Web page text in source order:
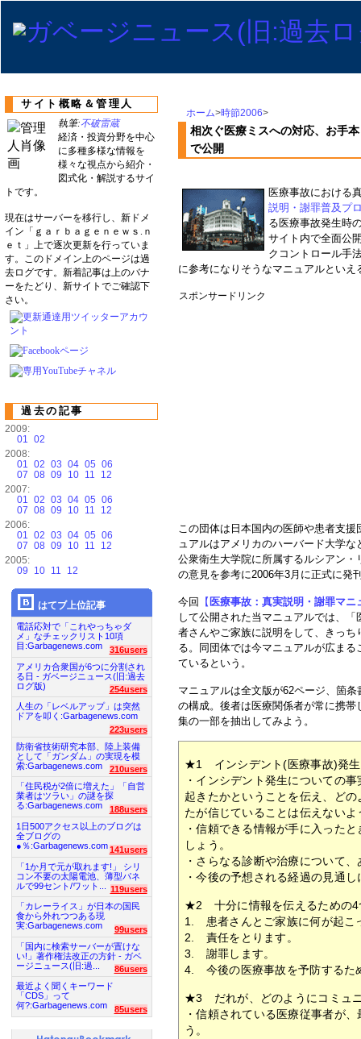
ホーム>時節2006>
相次ぐ医療ミスへの対応、お手
で公開
医療事故における
説明・謝罪普及プ
る医療事故発生時
サイト内で全面公
クコントロール手
に参考になりそうなマニュアルといえ
スポンサードリンク
この団体は日本国内の医師や患者支
ュアルはアメリカのハーバード大学
公衆衛生大学院に所属するルシアン
の意見を参考に2006年3月に正式に発
今回 【 医療事故：真実説明・謝罪マ
して公開された当マニュアルでは、
者さんやご家族に説明をして、きっ
る。同団体では今マニュアルが広ま
ているという。
マニュアルは全文版が62ページ、箇
の構成。後者は医療関係者が常に携
集の一部を抽出してみよう。
★1 インシデント(医療事故)発生
・インシデント発生についての
起きたかということを伝え、ど
たが信じていることは伝えない
・信頼できる情報が手に入った
しょう。
・さらなる診断や治療について
・今後の予想される経過の見通
★2 十分に情報を伝えるための4
1. 患者さんとご家族に何が起こ
2. 責任をとります。
3. 謝罪します。
4. 今後の医療事故を予防するた
★3 だれが、どのようにコミュ
・信頼されている医療従事者が
う。
サイト概略＆管理人
執筆:不破雷蔵
経済・投資分野を中心
に多種多様な情報を
様々な視点から紹介・
図式化・解説するサイ
トです。
現在はサーバーを移行し、新ドメ
イン「ｇａｒｂａｇｅｎｅｗｓ.ｎ
ｅｔ」上で逐次更新を行っていま
す。このドメイン上のページは過
去ログです。新着記事は上のバナ
ーをたどり、新サイトでご確認下
さい。
過去の記事
2009:
01 02
2008:
01 02 03 04 05 06
07 08 09 10 11
12
2007:
01 02 03 04 05 06
07 08 09 10 11
12
2006:
01 02 03 04 05 06
07 08 09 10 11
12
2005:
09
10 11 12
はてブ上位記事
電話応対で「これやっちゃダ
メ」なチェックリスト10項
目:Garbagenews.com
316users
アメリカ合衆国が6つに分割され
る日 - ガベージニュース(旧:過去
ログ版)
254users
人生の「レベルアップ」は突然
ドアを叩く:Garbagenews.com
223users
防衛省技術研究本部、陸上装備
として「ガンダム」の実現を模
索:Garbagenews.com
210users
「住民税が2倍に増えた」「自営
業者はツラい」の謎を探
る:Garbagenews.com
188users
1日500アクセス以上のブログは
全ブログの
●％:Garbagenews.com 141users
「1か月で元が取れます!」 シリ
コン不要の太陽電池、薄型パネ
ルで99セント/ワット...
119users
「カレーライス」が日本の国民
食から外れつつある現
実:Garbagenews.com
99users
「国内に検索サーバーが置けな
い!」著作権法改正の方針 - ガベ
ージニュース(旧:過...
86users
最近よく聞くキーワード
「CDS」って
何?:Garbagenews.com
85users